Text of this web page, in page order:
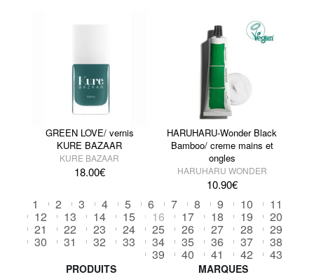
GREEN LOVE/ vernis
KURE BAZAAR
KURE BAZAAR
18.00€
HARUHARU-Wonder Black
Bamboo/ creme mains et
ongles
HARUHARU WONDER
10.90€
1 2 3 4 5 6 7 8 9 10 11
12 13 14 15 16 17 18 19 20
21 22 23 24 25 26 27 28 29
30 31 32 33 34 35 36 37 38
39 40 41 42 43
PRODUITS
MARQUES